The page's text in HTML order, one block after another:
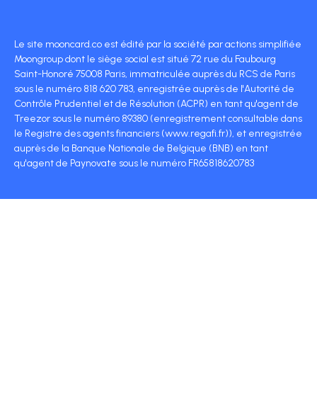
Le site mooncard.co est édité par la société par actions simplifiée
Moongroup dont le siège social est situé 72 rue du Faubourg
Saint-Honoré 75008 Paris, immatriculée auprès du RCS de Paris
sous le numéro 818 620 783, enregistrée auprès de l'Autorité de
Contrôle Prudentiel et de Résolution (ACPR) en tant qu'agent de
Treezor sous le numéro 89380 (enregistrement consultable dans
le Registre des agents financiers (www.regafi.fr)), et enregistrée
auprès de la Banque Nationale de Belgique (BNB) en tant
qu'agent de Paynovate sous le numéro FR65818620783